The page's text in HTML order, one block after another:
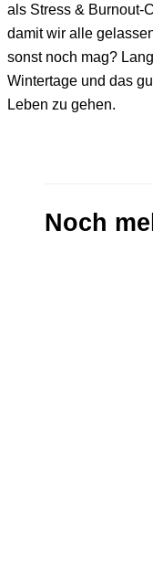
als Stress & Burnout-
damit wir alle
sonst noch mag?
Wintertage und das
Leben zu gehen.
Noch